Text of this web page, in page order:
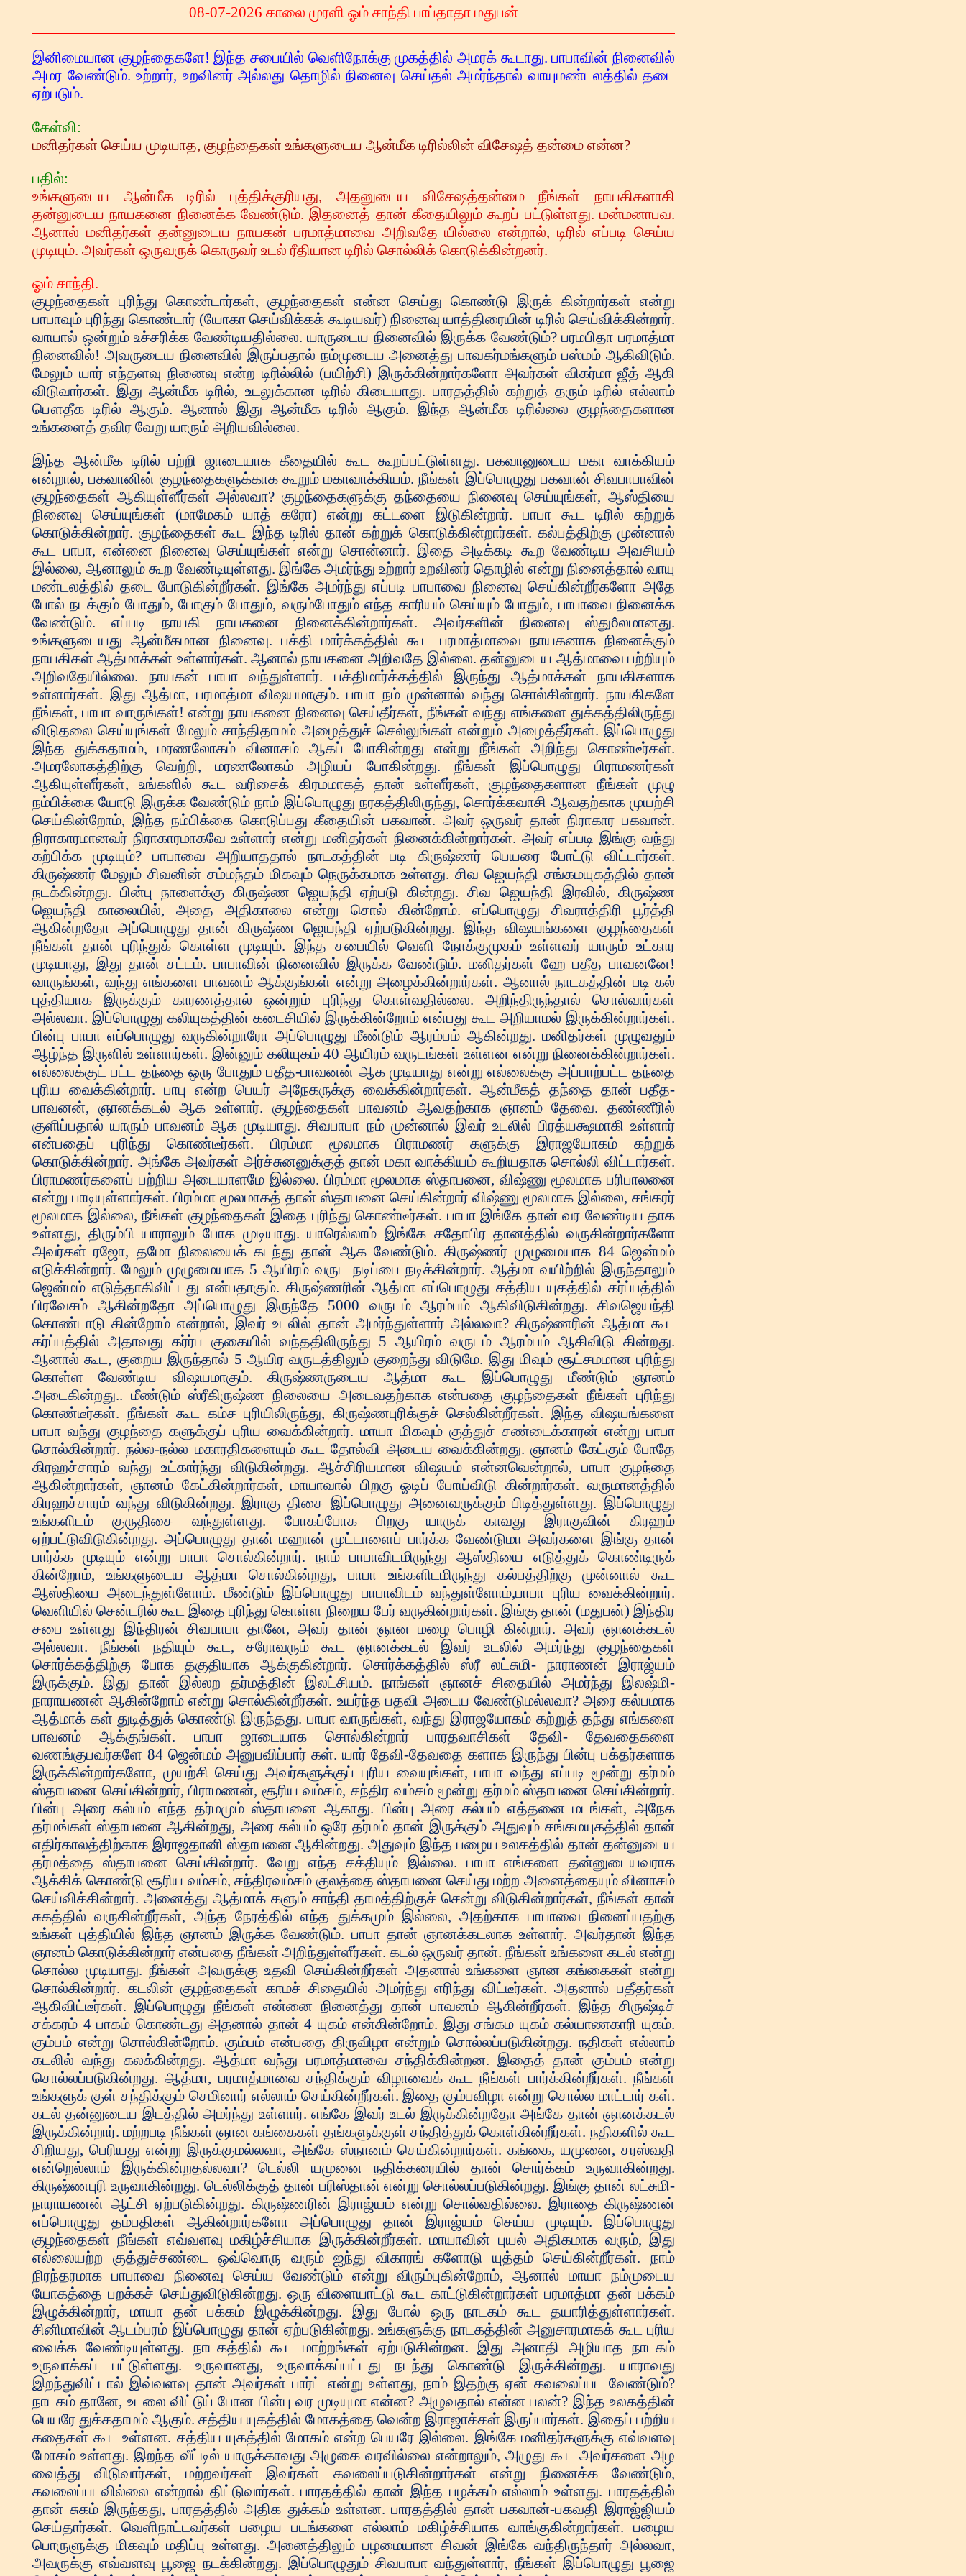
08-07-2026 காலை முரளி ஓம் சாந்தி பாப்தாதா மதுபன்
இனிமையான குழந்தைகளே! இந்த சபையில் வெளிநோக்கு முகத்தில் அமரக் கூடாது. பாபாவின் நினைவில்
அமர வேண்டும். உற்றார், உறவினர் அல்லது தொழில் நினைவு செய்தல் அமர்ந்தால் வாயுமண்டலத்தில் தடை
ஏற்படும்.
கேள்வி:
மனிதர்கள் செய்ய முடியாத, குழந்தைகள் உங்களுடைய ஆன்மீக டிரில்லின் விசேஷத் தன்மை என்ன?
பதில்:
உங்களுடைய ஆன்மீக டிரில் புத்திக்குரியது, அதனுடைய விசேஷத்தன்மை நீங்கள் நாயகிகளாகி
தன்னுடைய நாயகனை நினைக்க வேண்டும். இதனைத் தான் கீதையிலும் கூறப் பட்டுள்ளது. மன்மனாபவ.
ஆனால் மனிதர்கள் தன்னுடைய நாயகன் பரமாத்மாவை அறிவதே யில்லை என்றால், டிரில் எப்படி செய்ய
முடியும். அவர்கள் ஒருவருக் கொருவர் உடல் ரீதியான டிரில் சொல்லிக் கொடுக்கின்றனர்.
ஓம் சாந்தி.
குழந்தைகள் புரிந்து கொண்டார்கள், குழந்தைகள் என்ன செய்து கொண்டு இருக் கின்றார்கள் என்று
பாபாவும் புரிந்து கொண்டார் (யோகா செய்விக்கக் கூடியவர்) நினைவு யாத்திரையின் டிரில் செய்விக்கின்றார்.
வாயால் ஒன்றும் உச்சரிக்க வேண்டியதில்லை. யாருடைய நினைவில் இருக்க வேண்டும்? பரமபிதா பரமாத்மா
நினைவில்! அவருடைய நினைவில் இருப்பதால் நம்முடைய அனைத்து பாவகர்மங்களும் பஸ்மம் ஆகிவிடும்.
மேலும் யார் எந்தளவு நினைவு என்ற டிரில்லில் (பயிற்சி) இருக்கின்றார்களோ அவர்கள் விகர்மா ஜீத் ஆகி
விடுவார்கள். இது ஆன்மீக டிரில், உடலுக்கான டிரில் கிடையாது. பாரதத்தில் கற்றுத் தரும் டிரில் எல்லாம்
பௌதீக டிரில் ஆகும். ஆனால் இது ஆன்மீக டிரில் ஆகும். இந்த ஆன்மீக டிரில்லை குழந்தைகளான
உங்களைத் தவிர வேறு யாரும் அறியவில்லை.
இந்த ஆன்மீக டிரில் பற்றி ஜாடையாக கீதையில் கூட கூறப்பட்டுள்ளது. பகவானுடைய மகா வாக்கியம் என்றால், பகவானின் குழந்தைகளுக்காக கூறும் மகாவாக்கியம். நீங்கள் இப்பொழுது பகவான் சிவபாபாவின் குழந்தைகள் ஆகியுள்ளீர்கள் அல்லவா? குழந்தைகளுக்கு தந்தையை நினைவு செய்யுங்கள், ஆஸ்தியை நினைவு செய்யுங்கள் (மாமேகம் யாத் கரோ) என்று கட்டளை இடுகின்றார். பாபா கூட டிரில் கற்றுக் கொடுக்கின்றார். குழந்தைகள் கூட இந்த டிரில் தான் கற்றுக் கொடுக்கின்றார்கள். கல்பத்திற்கு முன்னால் கூட பாபா, என்னை நினைவு செய்யுங்கள் என்று சொன்னார். இதை அடிக்கடி கூற வேண்டிய அவசியம் இல்லை, ஆனாலும் கூற வேண்டியுள்ளது. இங்கே அமர்ந்து உற்றார் உறவினர் தொழில் என்று நினைத்தால் வாயு மண்டலத்தில் தடை போடுகின்றீர்கள். இங்கே அமர்ந்து எப்படி பாபாவை நினைவு செய்கின்றீர்களோ அதே போல் நடக்கும் போதும், போகும் போதும், வரும்போதும் எந்த காரியம் செய்யும் போதும், பாபாவை நினைக்க வேண்டும். எப்படி நாயகி நாயகனை நினைக்கின்றார்கள். அவர்களின் நினைவு ஸ்துôலமானது. உங்களுடையது ஆன்மீகமான நினைவு. பக்தி மார்க்கத்தில் கூட பரமாத்மாவை நாயகனாக நினைக்கும் நாயகிகள் ஆத்மாக்கள் உள்ளார்கள். ஆனால் நாயகனை அறிவதே இல்லை. தன்னுடைய ஆத்மாவை பற்றியும் அறிவதேயில்லை. நாயகன் பாபா வந்துள்ளார். பக்திமார்க்கத்தில் இருந்து ஆத்மாக்கள் நாயகிகளாக உள்ளார்கள். இது ஆத்மா, பரமாத்மா விஷயமாகும். பாபா நம் முன்னால் வந்து சொல்கின்றார். நாயகிகளே நீங்கள், பாபா வாருங்கள்! என்று நாயகனை நினைவு செய்தீர்கள், நீங்கள் வந்து எங்களை துக்கத்திலிருந்து விடுதலை செய்யுங்கள் மேலும் சாந்திதாமம் அழைத்துச் செல்லுங்கள் என்றும் அழைத்தீர்கள். இப்பொழுது இந்த துக்கதாமம், மரணலோகம் வினாசம் ஆகப் போகின்றது என்று நீங்கள் அறிந்து கொண்டீர்கள். அமரலோகத்திற்கு வெற்றி, மரணலோகம் அழியப் போகின்றது. நீங்கள் இப்பொழுது பிராமணர்கள் ஆகியுள்ளீர்கள், உங்களில் கூட வரிசைக் கிரமமாகத் தான் உள்ளீர்கள், குழந்தைகளான நீங்கள் முழு நம்பிக்கை யோடு இருக்க வேண்டும் நாம் இப்பொழுது நரகத்திலிருந்து, சொர்க்கவாசி ஆவதற்காக முயற்சி செய்கின்றோம், இந்த நம்பிக்கை கொடுப்பது கீதையின் பகவான். அவர் ஒருவர் தான் நிராகார பகவான். நிராகாரமானவர் நிராகாரமாகவே உள்ளார் என்று மனிதர்கள் நினைக்கின்றார்கள். அவர் எப்படி இங்கு வந்து கற்பிக்க முடியும்? பாபாவை அறியாததால் நாடகத்தின் படி கிருஷ்ணர் பெயரை போட்டு விட்டார்கள். கிருஷ்ணர் மேலும் சிவனின் சம்மந்தம் மிகவும் நெருக்கமாக உள்ளது. சிவ ஜெயந்தி சங்கமயுகத்தில் தான் நடக்கின்றது. பின்பு நாளைக்கு கிருஷ்ண ஜெயந்தி ஏற்படு கின்றது. சிவ ஜெயந்தி இரவில், கிருஷ்ண ஜெயந்தி காலையில், அதை அதிகாலை என்று சொல் கின்றோம். எப்பொழுது சிவராத்திரி பூர்த்தி ஆகின்றதோ அப்பொழுது தான் கிருஷ்ண ஜெயந்தி ஏற்படுகின்றது. இந்த விஷயங்களை குழந்தைகள் நீங்கள் தான் புரிந்துக் கொள்ள முடியும். இந்த சபையில் வெளி நோக்குமுகம் உள்ளவர் யாரும் உட்கார முடியாது, இது தான் சட்டம். பாபாவின் நினைவில் இருக்க வேண்டும். மனிதர்கள் ஹே பதீத பாவனனே! வாருங்கள், வந்து எங்களை பாவனம் ஆக்குங்கள் என்று அழைக்கின்றார்கள். ஆனால் நாடகத்தின் படி கல் புத்தியாக இருக்கும் காரணத்தால் ஒன்றும் புரிந்து கொள்வதில்லை. அறிந்திருந்தால் சொல்வார்கள் அல்லவா. இப்பொழுது கலியுகத்தின் கடைசியில் இருக்கின்றோம் என்பது கூட அறியாமல் இருக்கின்றார்கள். பின்பு பாபா எப்பொழுது வருகின்றாரோ அப்பொழுது மீண்டும் ஆரம்பம் ஆகின்றது. மனிதர்கள் முழுவதும் ஆழ்ந்த இருளில் உள்ளார்கள். இன்னும் கலியுகம் 40 ஆயிரம் வருடங்கள் உள்ளன என்று நினைக்கின்றார்கள். எல்லைக்குட் பட்ட தந்தை ஒரு போதும் பதீத-பாவனன் ஆக முடியாது என்று எல்லைக்கு அப்பாற்பட்ட தந்தை புரிய வைக்கின்றார். பாபு என்ற பெயர் அநேகருக்கு வைக்கின்றார்கள். ஆன்மீகத் தந்தை தான் பதீத-பாவனன், ஞானக்கடல் ஆக உள்ளார். குழந்தைகள் பாவனம் ஆவதற்காக ஞானம் தேவை. தண்ணீரில் குளிப்பதால் யாரும் பாவனம் ஆக முடியாது. சிவபாபா நம் முன்னால் இவர் உடலில் பிரத்யக்ஷமாகி உள்ளார் என்பதைப் புரிந்து கொண்டீர்கள். பிரம்மா மூலமாக பிராமணர் களுக்கு இராஜயோகம் கற்றுக் கொடுக்கின்றார். அங்கே அவர்கள் அர்ச்சுனனுக்குத் தான் மகா வாக்கியம் கூறியதாக சொல்லி விட்டார்கள். பிராமணர்களைப் பற்றிய அடையாளமே இல்லை. பிரம்மா மூலமாக ஸ்தாபனை, விஷ்ணு மூலமாக பரிபாலனை என்று பாடியுள்ளார்கள். பிரம்மா மூலமாகத் தான் ஸ்தாபனை செய்கின்றார் விஷ்ணு மூலமாக இல்லை, சங்கரர் மூலமாக இல்லை, நீங்கள் குழந்தைகள் இதை புரிந்து கொண்டீர்கள். பாபா இங்கே தான் வர வேண்டிய தாக உள்ளது, திரும்பி யாராலும் போக முடியாது. யாரெல்லாம் இங்கே சதோபிர தானத்தில் வருகின்றார்களோ அவர்கள் ரஜோ, தமோ நிலையைக் கடந்து தான் ஆக வேண்டும். கிருஷ்ணர் முழுமையாக 84 ஜென்மம் எடுக்கின்றார். மேலும் முழுமையாக 5 ஆயிரம் வருட நடிப்பை நடிக்கின்றார். ஆத்மா வயிற்றில் இருந்தாலும் ஜென்மம் எடுத்தாகிவிட்டது என்பதாகும். கிருஷ்ணரின் ஆத்மா எப்பொழுது சத்திய யுகத்தில் கர்ப்பத்தில் பிரவேசம் ஆகின்றதோ அப்பொழுது இருந்தே 5000 வருடம் ஆரம்பம் ஆகிவிடுகின்றது. சிவஜெயந்தி கொண்டாடு கின்றோம் என்றால், இவர் உடலில் தான் அமர்ந்துள்ளார் அல்லவா? கிருஷ்ணரின் ஆத்மா கூட கர்ப்பத்தில் அதாவது கர்ர்ப குகையில் வந்ததிலிருந்து 5 ஆயிரம் வருடம் ஆரம்பம் ஆகிவிடு கின்றது. ஆனால் கூட, குறைய இருந்தால் 5 ஆயிர வருடத்திலும் குறைந்து விடுமே. இது மிவும் சூட்சமமான புரிந்து கொள்ள வேண்டிய விஷயமாகும். கிருஷ்ணருடைய ஆத்மா கூட இப்பொழுது மீண்டும் ஞானம் அடைகின்றது.. மீண்டும் ஸ்ரீகிருஷ்ண நிலையை அடைவதற்காக என்பதை குழந்தைகள் நீங்கள் புரிந்து கொண்டீர்கள். நீங்கள் கூட கம்ச புரியிலிருந்து, கிருஷ்ணபுரிக்குச் செல்கின்றீர்கள். இந்த விஷயங்களை பாபா வந்து குழந்தை களுக்குப் புரிய வைக்கின்றார். மாயா மிகவும் குத்துச் சண்டைக்காரன் என்று பாபா சொல்கின்றார். நல்ல-நல்ல மகாரதிகளையும் கூட தோல்வி அடைய வைக்கின்றது. ஞானம் கேட்கும் போதே கிரஹச்சாரம் வந்து உட்கார்ந்து விடுகின்றது. ஆச்சிரியமான விஷயம் என்னவென்றால், பாபா குழந்தை ஆகின்றார்கள், ஞானம் கேட்கின்றார்கள், மாயாவால் பிறகு ஓடிப் போய்விடு கின்றார்கள். வருமானத்தில் கிரஹச்சாரம் வந்து விடுகின்றது. இராகு திசை இப்பொழுது அனைவருக்கும் பிடித்துள்ளது. இப்பொழுது உங்களிடம் குருதிசை வந்துள்ளது. போகப்போக பிறகு யாருக் காவது இராகுவின் கிரஹம் ஏற்பட்டுவிடுகின்றது. அப்பொழுது தான் மஹான் முட்டாளைப் பார்க்க வேண்டுமா அவர்களை இங்கு தான் பார்க்க முடியும் என்று பாபா சொல்கின்றார். நாம் பாபாவிடமிருந்து ஆஸ்தியை எடுத்துக் கொண்டிருக் கின்றோம், உங்களுடைய ஆத்மா சொல்கின்றது, பாபா உங்களிடமிருந்து கல்பத்திற்கு முன்னால் கூட ஆஸ்தியை அடைந்துள்ளோம். மீண்டும் இப்பொழுது பாபாவிடம் வந்துள்ளோம்,பாபா புரிய வைக்கின்றார். வெளியில் சென்டரில் கூட இதை புரிந்து கொள்ள நிறைய பேர் வருகின்றார்கள். இங்கு தான் (மதுபன்) இந்திர சபை உள்ளது இந்திரன் சிவபாபா தானே, அவர் தான் ஞான மழை பொழி கின்றார். அவர் ஞானக்கடல் அல்லவா. நீங்கள் நதியும் கூட, சரோவரும் கூட ஞானக்கடல் இவர் உடலில் அமர்ந்து குழந்தைகள் சொர்க்கத்திற்கு போக தகுதியாக ஆக்குகின்றார். சொர்க்கத்தில் ஸ்ரீ லட்சுமி- நாராணன் இராஜ்யம் இருக்கும். இது தான் இல்லற தர்மத்தின் இலட்சியம். நாங்கள் ஞானச் சிதையில் அமர்ந்து இலஷ்மி-நாராயணன் ஆகின்றோம் என்று சொல்கின்றீர்கள். உயர்ந்த பதவி அடைய வேண்டுமல்லவா? அரை கல்பமாக ஆத்மாக் கள் துடித்துக் கொண்டு இருந்தது. பாபா வாருங்கள், வந்து இராஜயோகம் கற்றுத் தந்து எங்களை பாவனம் ஆக்குங்கள். பாபா ஜாடையாக சொல்கின்றார் பாரதவாசிகள் தேவி- தேவதைகளை வணங்குபவர்களே 84 ஜென்மம் அனுபவிப்பார் கள். யார் தேவி-தேவதை களாக இருந்து பின்பு பக்தர்களாக இருக்கின்றார்களோ, முயற்சி செய்து அவர்களுக்குப் புரிய வையுங்கள், பாபா வந்து எப்படி மூன்று தர்மம் ஸ்தாபனை செய்கின்றார், பிராமணன், சூரிய வம்சம், சந்திர வம்சம் மூன்று தர்மம் ஸ்தாபனை செய்கின்றார். பின்பு அரை கல்பம் எந்த தர்மமும் ஸ்தாபனை ஆகாது. பின்பு அரை கல்பம் எத்தனை மடங்கள், அநேக தர்மங்கள் ஸ்தாபனை ஆகின்றது, அரை கல்பம் ஒரே தர்மம் தான் இருக்கும் அதுவும் சங்கமயுகத்தில் தான் எதிர்காலத்திற்காக இராஜதானி ஸ்தாபனை ஆகின்றது. அதுவும் இந்த பழைய உலகத்தில் தான் தன்னுடைய தர்மத்தை ஸ்தாபனை செய்கின்றார். வேறு எந்த சக்தியும் இல்லை. பாபா எங்களை தன்னுடையவராக ஆக்கிக் கொண்டு சூரிய வம்சம், சந்திரவம்சம் குலத்தை ஸ்தாபனை செய்து மற்ற அனைத்தையும் வினாசம் செய்விக்கின்றார். அனைத்து ஆத்மாக் களும் சாந்தி தாமத்திற்குச் சென்று விடுகின்றார்கள், நீங்கள் தான் சுகத்தில் வருகின்றீர்கள், அந்த நேரத்தில் எந்த துக்கமும் இல்லை, அதற்காக பாபாவை நினைப்பதற்கு உங்கள் புத்தியில் இந்த ஞானம் இருக்க வேண்டும். பாபா தான் ஞானக்கடலாக உள்ளார். அவர்தான் இந்த ஞானம் கொடுக்கின்றார் என்பதை நீங்கள் அறிந்துள்ளீர்கள். கடல் ஒருவர் தான். நீங்கள் உங்களை கடல் என்று சொல்ல முடியாது. நீங்கள் அவருக்கு உதவி செய்கின்றீர்கள் அதனால் உங்களை ஞான கங்கைகள் என்று சொல்கின்றார். கடலின் குழந்தைகள் காமச் சிதையில் அமர்ந்து எரிந்து விட்டீர்கள். அதனால் பதீதர்கள் ஆகிவிட்டீர்கள். இப்பொழுது நீங்கள் என்னை நினைத்து தான் பாவனம் ஆகின்றீர்கள். இந்த சிருஷ்டிச் சக்கரம் 4 பாகம் கொண்டது அதனால் தான் 4 யுகம் என்கின்றோம். இது சங்கம யுகம் கல்யாணகாரி யுகம். கும்பம் என்று சொல்கின்றோம். கும்பம் என்பதை திருவிழா என்றும் சொல்லப்படுகின்றது. நதிகள் எல்லாம் கடலில் வந்து கலக்கின்றது. ஆத்மா வந்து பரமாத்மாவை சந்திக்கின்றன. இதைத் தான் கும்பம் என்று சொல்லப்படுகின்றது. ஆத்மா, பரமாத்மாவை சந்திக்கும் விழாவைக் கூட நீங்கள் பார்க்கின்றீர்கள். நீங்கள் உங்களுக் குள் சந்திக்கும் செமினார் எல்லாம் செய்கின்றீர்கள். இதை கும்பவிழா என்று சொல்ல மாட்டார் கள். கடல் தன்னுடைய இடத்தில் அமர்ந்து உள்ளார். எங்கே இவர் உடல் இருக்கின்றதோ அங்கே தான் ஞானக்கடல் இருக்கின்றார். மற்றபடி நீங்கள் ஞான கங்கைகள் தங்களுக்குள் சந்தித்துக் கொள்கின்றீர்கள். நதிகளில் கூட சிறியது, பெரியது என்று இருக்குமல்லவா, அங்கே ஸ்நானம் செய்கின்றார்கள். கங்கை, யமுனை, சரஸ்வதி என்றெல்லாம் இருக்கின்றதல்லவா? டெல்லி யமுனை நதிக்கரையில் தான் சொர்க்கம் உருவாகின்றது. கிருஷ்ணபுரி உருவாகின்றது. டெல்லிக்குத் தான் பரிஸ்தான் என்று சொல்லப்படுகின்றது. இங்கு தான் லட்சுமி-நாராயணன் ஆட்சி ஏற்படுகின்றது. கிருஷ்ணரின் இராஜ்யம் என்று சொல்வதில்லை. இராதை கிருஷ்ணன் எப்பொழுது தம்பதிகள் ஆகின்றார்களோ அப்பொழுது தான் இராஜ்யம் செய்ய முடியும். இப்பொழுது குழந்தைகள் நீங்கள் எவ்வளவு மகிழ்ச்சியாக இருக்கின்றீர்கள். மாயாவின் புயல் அதிகமாக வரும், இது எல்லையற்ற குத்துச்சண்டை ஒவ்வொரு வரும் ஐந்து விகாரங் களோடு யுத்தம் செய்கின்றீர்கள். நாம் நிரந்தரமாக பாபாவை நினைவு